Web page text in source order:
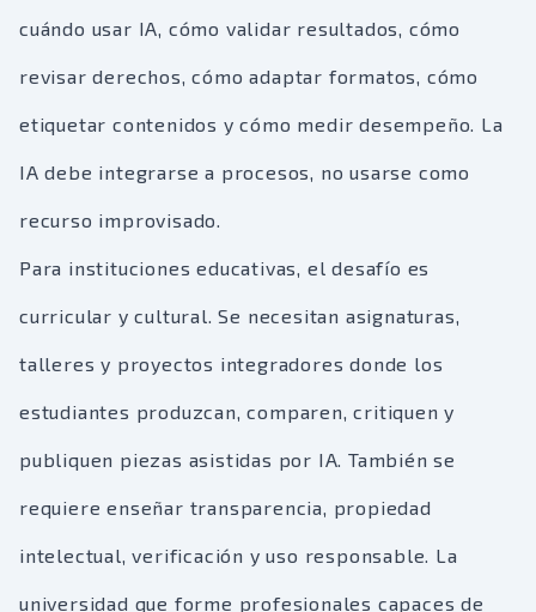
cuándo usar IA, cómo validar resultados, cómo
revisar derechos, cómo adaptar formatos, cómo
etiquetar contenidos y cómo medir desempeño. La
IA debe integrarse a procesos, no usarse como
recurso improvisado.
Para instituciones educativas, el desafío es
curricular y cultural. Se necesitan asignaturas,
talleres y proyectos integradores donde los
estudiantes produzcan, comparen, critiquen y
publiquen piezas asistidas por IA. También se
requiere enseñar transparencia, propiedad
intelectual, verificación y uso responsable. La
universidad que forme profesionales capaces de